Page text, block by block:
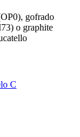
gofrado
o graphite